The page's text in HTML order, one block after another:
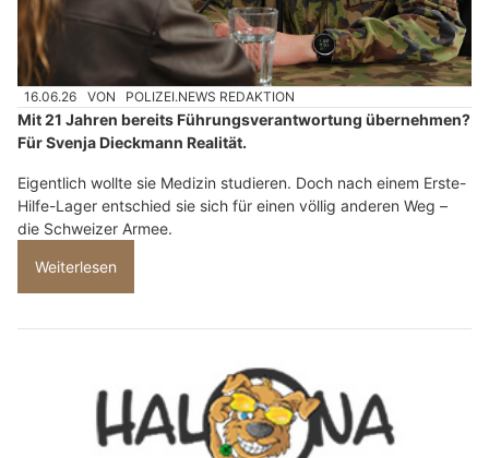
16.06.26 VON POLIZEI.NEWS REDAKTION
Mit 21 Jahren bereits Führungsverantwortung übernehmen?
Für Svenja Dieckmann Realität.
Eigentlich wollte sie Medizin studieren. Doch nach einem Erste-
Hilfe-Lager entschied sie sich für einen völlig anderen Weg –
die Schweizer Armee.
Weiterlesen